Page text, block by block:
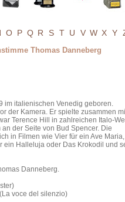
O P Q R S T U V W X Y
Thomas Danneberg
im italienischen Venedig geboren.
der Kamera. Er spielte zusammen
Terence Hill in zahlreichen Italo-
der Seite von Bud Spencer. Die
in Filmen wie Vier für ein Ave
ein Halleluja oder Das Krokodil und
Danneberg.
voce del silenzio)